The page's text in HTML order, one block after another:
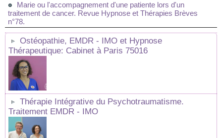
Marie ou l'accompagnement d'une patiente lors d'un
traitement de cancer. Revue Hypnose et Thérapies Brèves
n°78.
Ostéopathie, EMDR - IMO et Hypnose
Thérapeutique: Cabinet à Paris 75016
Thérapie Intégrative du Psychotraumatisme.
Traitement EMDR - IMO